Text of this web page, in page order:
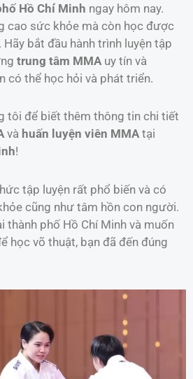
Hồ Chí Minh ngay hôm nay.
cao sức khỏe mà còn học được
Hãy bắt đầu hành trình luyện tập
trung tâm MMA uy tín và
có thể học hỏi và phát triển.
tôi để biết thêm thông tin chi tiết
và huấn luyện viên MMAtại
!
tập luyện rất phổ biến và có
cũng như tâm hồn con người.
thành phố Hồ Chí Minh và muốn
học võ thuật, bạn đã đến đúng